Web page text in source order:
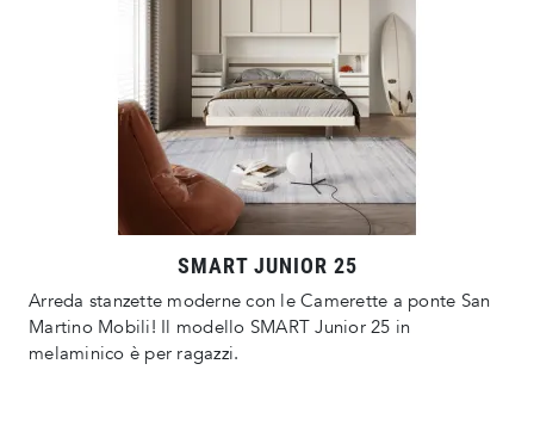
SMART JUNIOR 25
Arreda stanzette moderne con le Camerette a ponte San
Martino Mobili! Il modello SMART Junior 25 in
melaminico è per ragazzi.